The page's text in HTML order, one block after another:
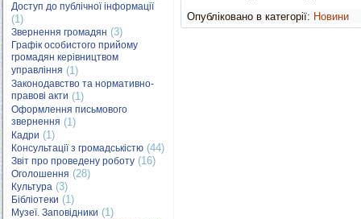
Доступ до публічної інформації
(1)
Звернення громадян (3)
Графік особистого прийому
громадян керівництвом
управління (1)
Законодавство та нормативно-
правові акти (1)
Оформлення письмового
звернення (1)
Кадри (1)
Консультації з громадськістю (44)
Звіт про проведену роботу (16)
Оголошення (28)
Культура (3)
Бібліотеки (1)
Музеї. Заповідники (1)
Опубліковано в категорії: Новини